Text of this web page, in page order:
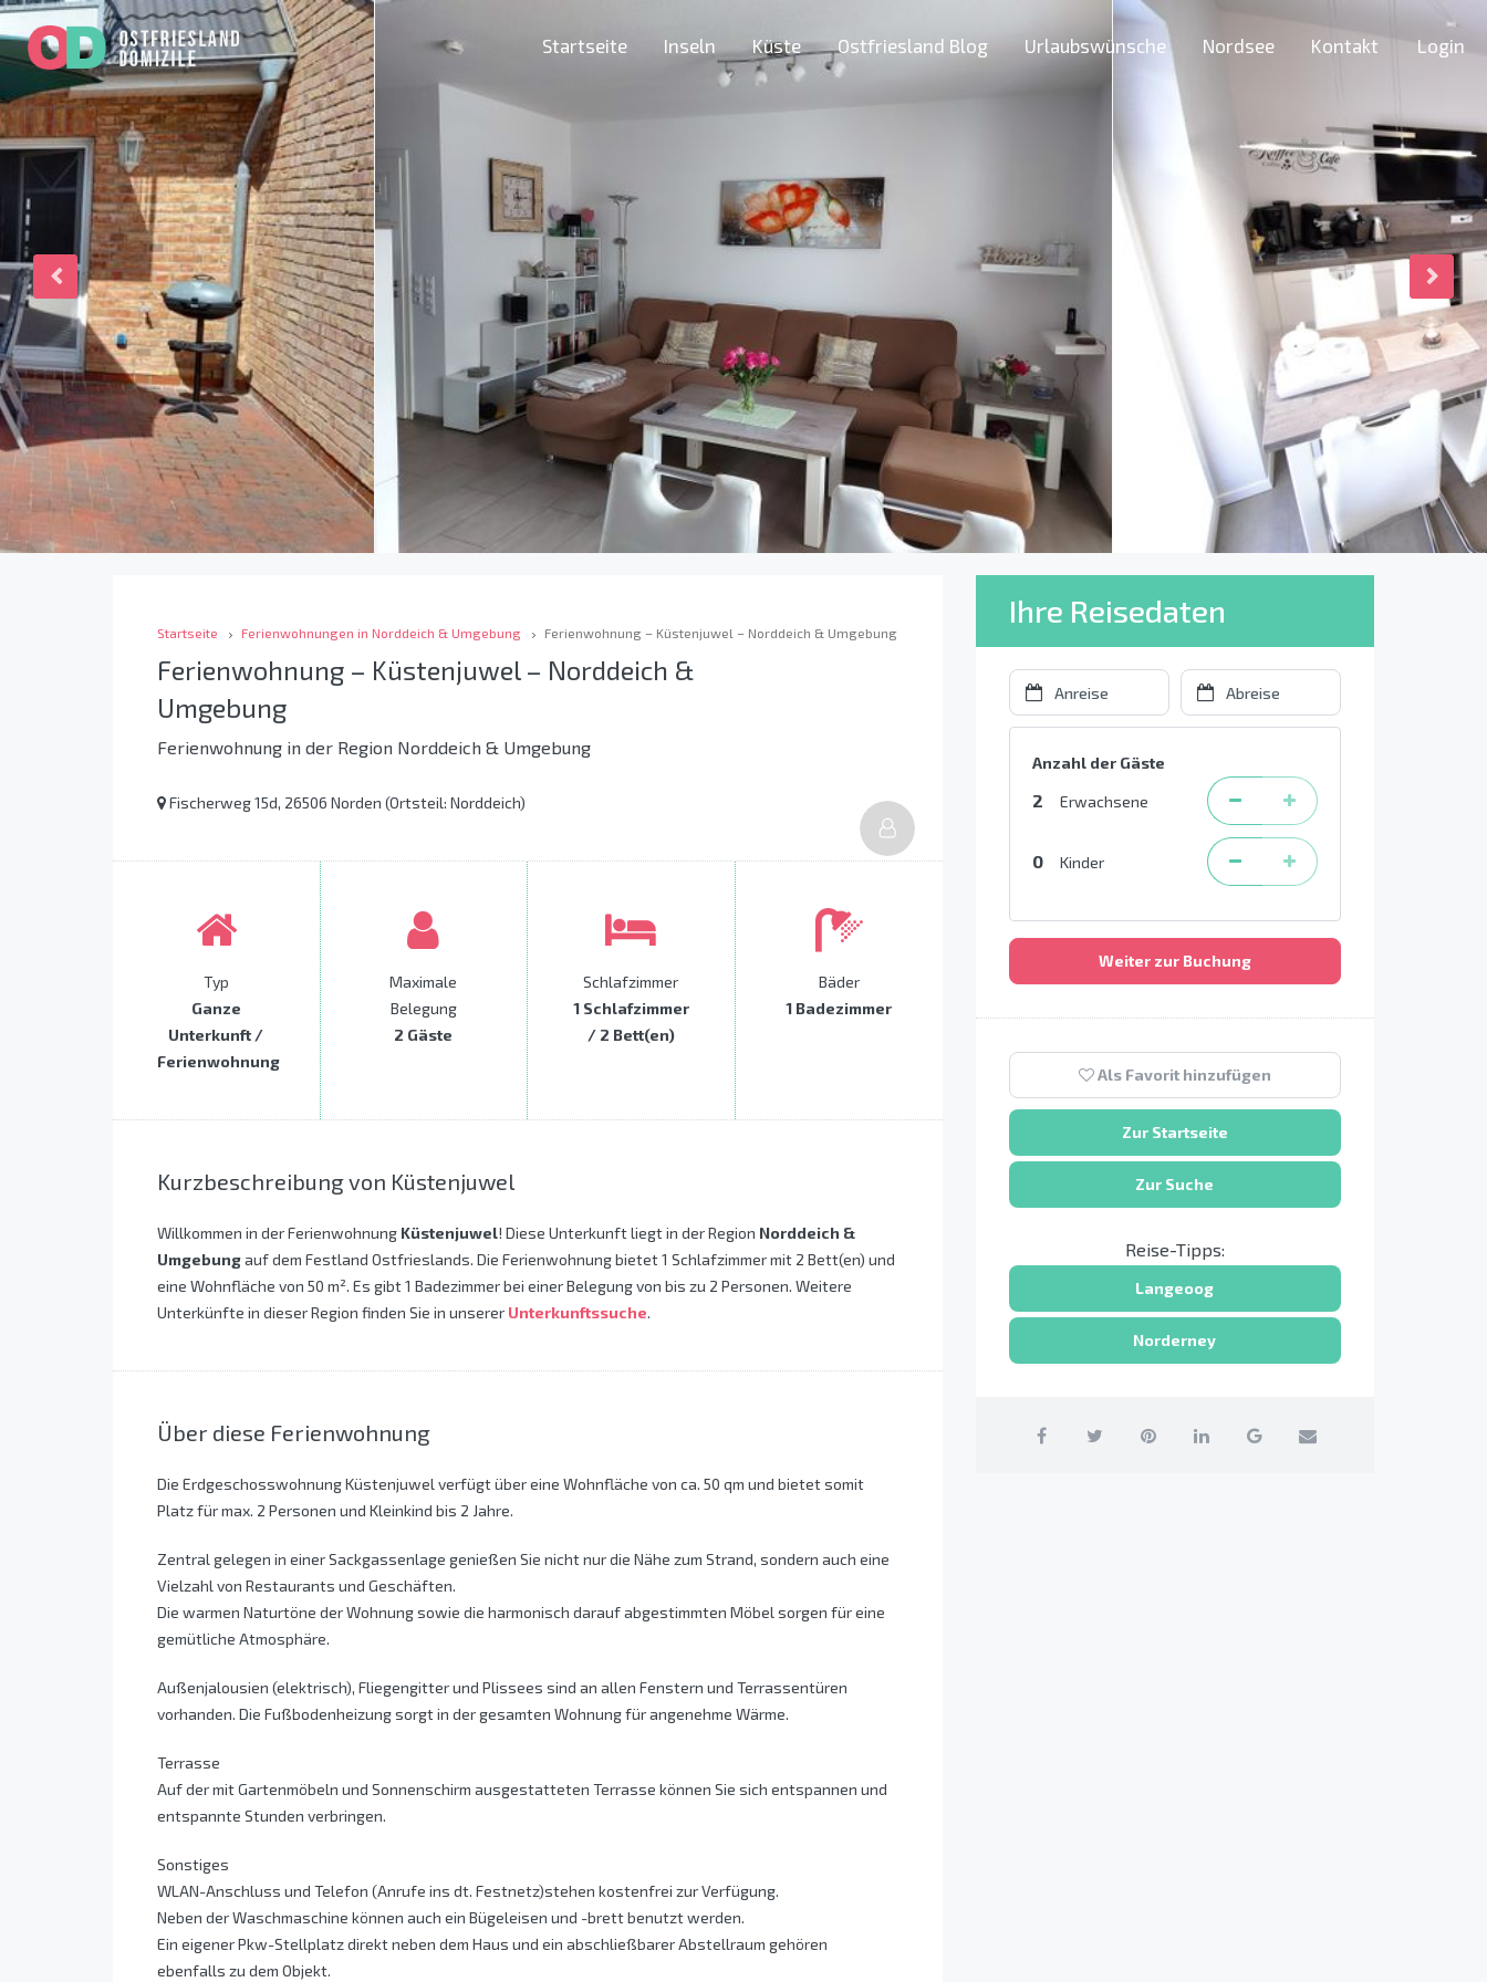
Startseite Inseln Küste Ostfriesland Blog Urlaubswünsche Nordsee Kontakt Login
Startseite Ferienwohnungen in Norddeich & Umgebung Ferienwohnung – Küstenjuwel – Norddeich & Umgebung
Ferienwohnung – Küstenjuwel – Norddeich &
Umgebung
Ferienwohnung in der Region Norddeich & Umgebung
Fischerweg 15d, 26506 Norden (Ortsteil: Norddeich)
Typ
Ganze
Unterkunft /
Ferienwohnung
Maximale
Belegung
2 Gäste
Schlafzimmer
1 Schlafzimmer
/ 2 Bett(en)
Bäder
1 Badezimmer
Kurzbeschreibung von Küstenjuwel
Willkommen in der Ferienwohnung Küstenjuwel! Diese Unterkunft liegt in der Region Norddeich &
Umgebungauf dem Festland Ostfrieslands. Die Ferienwohnung bietet 1 Schlafzimmer mit 2 Bett(en) und
eine Wohnfläche von 50 m². Es gibt 1 Badezimmer bei einer Belegung von bis zu 2 Personen. Weitere
Unterkünfte in dieser Region finden Sie in unserer Unterkunftssuche.
Über diese Ferienwohnung
Die Erdgeschosswohnung Küstenjuwel verfügt über eine Wohnfläche von ca. 50 qm und bietet somit
Platz für max. 2 Personen und Kleinkind bis 2 Jahre.
Zentral gelegen in einer Sackgassenlage genießen Sie nicht nur die Nähe zum Strand, sondern auch eine
Vielzahl von Restaurants und Geschäften.
Die warmen Naturtöne der Wohnung sowie die harmonisch darauf abgestimmten Möbel sorgen für eine
gemütliche Atmosphäre.
Außenjalousien (elektrisch), Fliegengitter und Plissees sind an allen Fenstern und Terrassentüren
vorhanden. Die Fußbodenheizung sorgt in der gesamten Wohnung für angenehme Wärme.
Terrasse
Auf der mit Gartenmöbeln und Sonnenschirm ausgestatteten Terrasse können Sie sich entspannen und
entspannte Stunden verbringen.
Sonstiges
WLAN-Anschluss und Telefon (Anrufe ins dt. Festnetz)stehen kostenfrei zur Verfügung.
Neben der Waschmaschine können auch ein Bügeleisen und -brett benutzt werden.
Ein eigener Pkw-Stellplatz direkt neben dem Haus und ein abschließbarer Abstellraum gehören
ebenfalls zu dem Objekt.
Ihre Reisedaten
Anzahl der Gäste
2 Erwachsene
0 Kinder
Weiter zur Buchung
Als Favorit hinzufügen
Zur Startseite
Zur Suche
Reise-Tipps:
Langeoog
Norderney